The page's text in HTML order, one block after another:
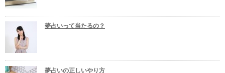
夢占いって当たるの？
夢占いの正しいやり方